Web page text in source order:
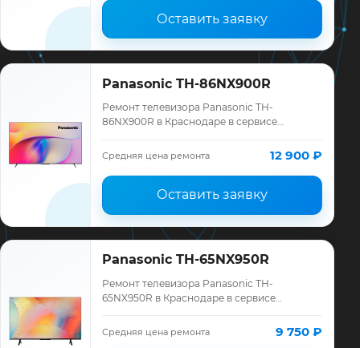
Оставить заявку
Panasonic TH-86NX900R
Ремонт телевизора Panasonic TH-
86NX900R в Краснодаре в сервисе
Panasonic, смета до ремонта, запчасти и
Средняя цена ремонта 12 900 ₽
Оставить заявку
Panasonic TH-65NX950R
Ремонт телевизора Panasonic TH-
65NX950R в Краснодаре в сервисе
Panasonic, смета до ремонта, запчасти и
гарантия до 12 мес…
Средняя цена ремонта 9 750 ₽